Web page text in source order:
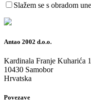
Slažem se s obradom
Antao 2002 d.o.o.
Kardinala Franje Kuharića
10430 Samobor
Hrvatska
Povezave